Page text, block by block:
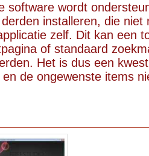
software wordt
installeren, die niet
zelf. Dit kan een
of standaard
Het is dus een
de ongewenste items